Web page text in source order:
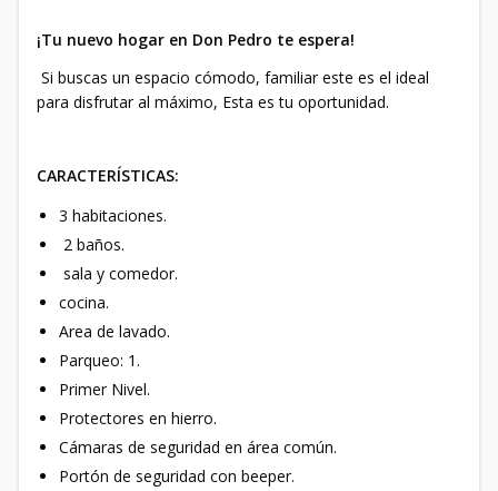
¡Tu nuevo hogar en Don Pedro te espera!
Si buscas un espacio cómodo, familiar este es el ideal
para disfrutar al máximo, Esta es tu oportunidad.
CARACTERÍSTICAS:
3 habitaciones.
2 baños.
sala y comedor.
cocina.
Area de lavado.
Parqueo: 1.
Primer Nivel.
Protectores en hierro.
Cámaras de seguridad en área común.
Portón de seguridad con beeper.